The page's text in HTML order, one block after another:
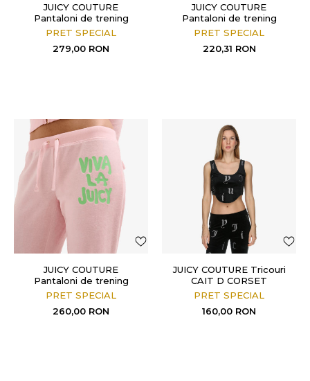
JUICY COUTURE
Pantaloni de trening
CAISA
PRET SPECIAL
279,00 RON
JUICY COUTURE
Pantaloni de trening
CAISA PANT
PRET SPECIAL
220,31 RON
JUICY COUTURE
Pantaloni de trening
Caisa Viva
PRET SPECIAL
260,00 RON
JUICY COUTURE Tricouri
CAIT D CORSET
PRET SPECIAL
160,00 RON